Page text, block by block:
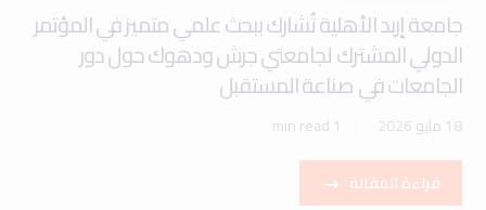
جامعة إربد الأهلية تُشارك ببحث علمي متميز في المؤتمر
الدولي المشترك لجامعتي جرش ودهوك حول دور
الجامعات في صناعة المستقبل
18 مايو 2026 1 min read
قراءة المقالة